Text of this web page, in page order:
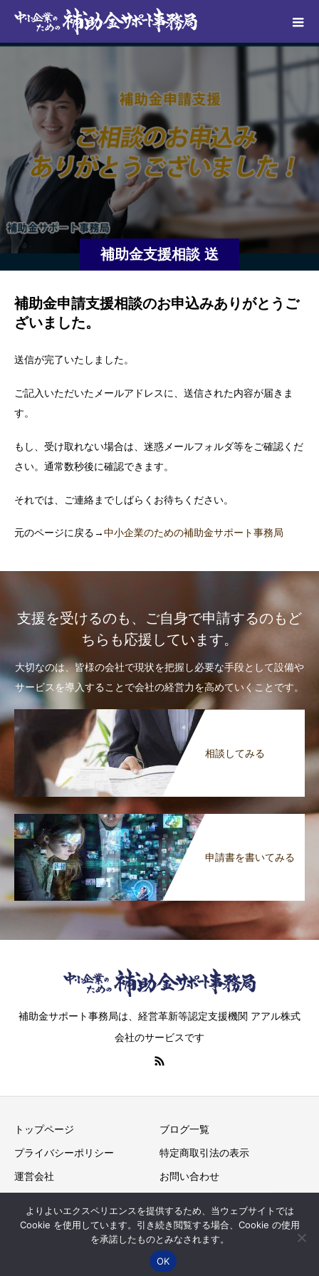
補助金支援相談 送
補助金申請支援相談のお申込みありがとうご
ざいました。
送信が完了いたしました。
ご記入いただいたメールアドレスに、送信された内容が届きま
す。
もし、受け取れない場合は、迷惑メールフォルダ等をご確認くだ
さい。通常数秒後に確認できます。
それでは、ご連絡までしばらくお待ちください。
元のページに戻る→中小企業のための補助金サポート事務局
支援を受けるのも、ご自身で申請するのもど
ちらも応援しています。
大切なのは、皆様の会社で現状を把握し必要な手段として設備や
サービスを導入することで会社の経営力を高めていくことです。
相談してみる
申請書を書いてみる
補助金サポート事務局は、経営革新等認定支援機関 アアル株式
会社のサービスです
トップページ ブログ一覧
プライバシーポリシー 特定商取引法の表示
運営会社 お問い合わせ
Copyright © “中小企業”の補助金サポート事務局 All Rights
Reserved.
よりよいエクスペリエンスを提供するため、当ウェブサイトでは
Cookie を使用しています。引き続き閲覧する場合、Cookie の使用
を承諾したものとみなされます。
OK